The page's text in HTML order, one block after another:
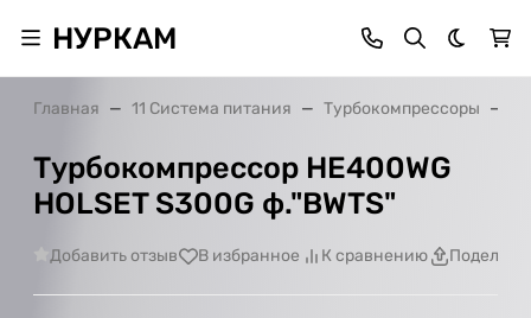
НУРКАМ Темная
Главная 11 Система питания Турбокомпрессоры
Турбокомпрессор HE400WG
HOLSET S300G ф."BWTS"
Добавить отзыв В избранное К сравнению